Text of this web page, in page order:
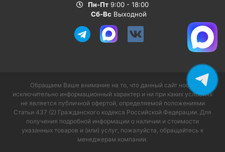
Пн-Пт 9:00 - 18:00
Сб-Вс Выходной
Обращаем Ваше внимание на то, что данный сайт носит
исключительно информационный характер и ни при каких условиях
не является публичной офертой, определяемой положениями
Статьи 437 (2) Гражданского кодекса Российской Федерации. Для
получения подробной информации о наличии и стоимости
указанных товаров и (или) услуг, пожалуйста, обращайтесь к
менеджерам компании.